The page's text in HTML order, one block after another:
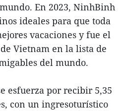
En 2023, NinhBinh
ideales para que toda
vacaciones y fue el
Vietnam en la lista de
del mundo.
esfuerza por recibir 5,35
con un ingresoturístico